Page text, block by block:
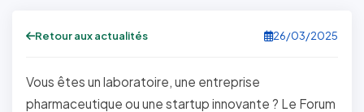
Retour aux actualités 26/03/2025
Vous êtes un laboratoire, une entreprise
pharmaceutique ou une startup innovante ? Le Forum